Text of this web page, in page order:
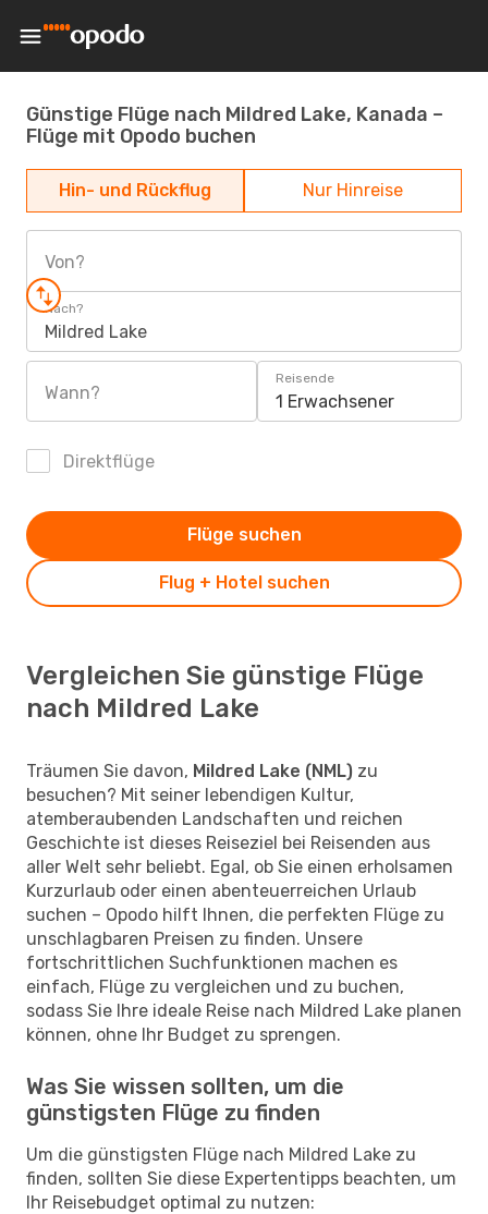
Günstige Flüge nach Mildred Lake, Kanada –
Flüge mit Opodo buchen
Hin- und Rückflug Nur Hinreise
Von?
Nach?
Mildred Lake
Wann?
Reisende
1 Erwachsener
Direktflüge
Flug + Hotel suchen
Flüge suchen
Vergleichen Sie günstige Flüge
nach Mildred Lake
Träumen Sie davon, Mildred Lake (NML) zu
besuchen? Mit seiner lebendigen Kultur,
atemberaubenden Landschaften und reichen
Geschichte ist dieses Reiseziel bei Reisenden aus
aller Welt sehr beliebt. Egal, ob Sie einen erholsamen
Kurzurlaub oder einen abenteuerreichen Urlaub
suchen – Opodo hilft Ihnen, die perfekten Flüge zu
unschlagbaren Preisen zu finden. Unsere
fortschrittlichen Suchfunktionen machen es
einfach, Flüge zu vergleichen und zu buchen,
sodass Sie Ihre ideale Reise nach Mildred Lake planen
können, ohne Ihr Budget zu sprengen.
Was Sie wissen sollten, um die
günstigsten Flüge zu finden
Um die günstigsten Flüge nach Mildred Lake zu
finden, sollten Sie diese Expertentipps beachten, um
Ihr Reisebudget optimal zu nutzen: